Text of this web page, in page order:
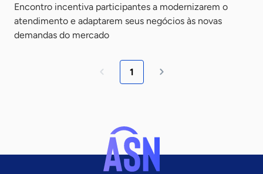
Encontro incentiva participantes a modernizarem o
atendimento e adaptarem seus negócios às novas
demandas do mercado
1